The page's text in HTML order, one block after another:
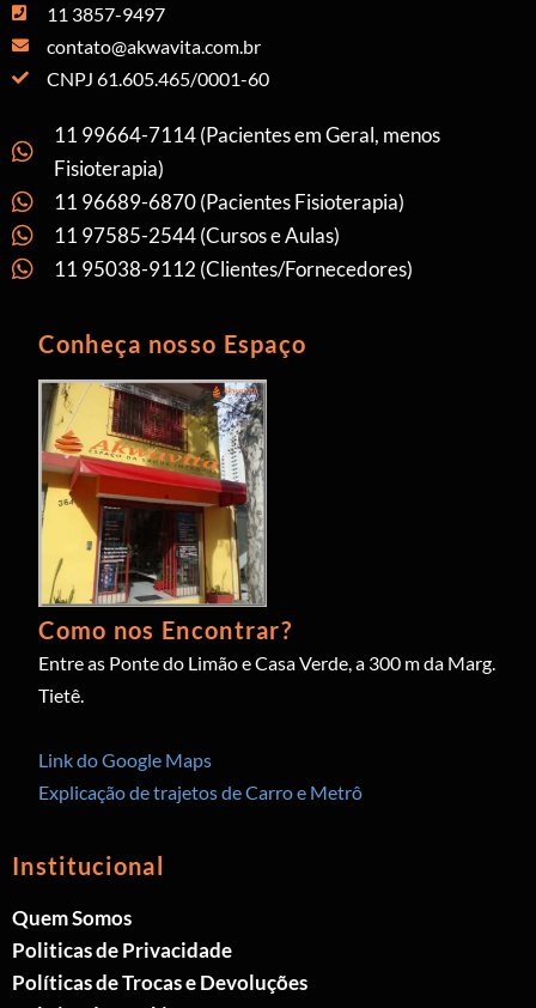
11 3857-9497
contato@akwavita.com.br
CNPJ 61.605.465/0001-60
11 99664-7114 (Pacientes em Geral, menos
Fisioterapia)
11 96689-6870 (Pacientes Fisioterapia)
11 97585-2544 (Cursos e Aulas)
11 95038-9112 (Clientes/Fornecedores)
Conheça nosso Espaço
Como nos Encontrar?
Entre as Ponte do Limão e Casa Verde, a 300 m da Marg.
Tietê.
Link do Google Maps
Explicação de trajetos de Carro e Metrô
Institucional
Quem Somos
Politicas de Privacidade
Políticas de Trocas e Devoluções